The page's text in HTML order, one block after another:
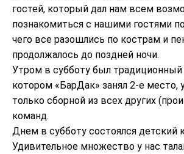
гостей, который дал нам всем
познакомиться с нашими гостями
чего все разошлись по кострам и
продолжалось до поздней ночи.
Утром в субботу был традиционный
котором «БарДак» занял 2-е место,
только сборной из всех других
команд.
Днем в субботу состоялся детский
Удивительное множество у нас